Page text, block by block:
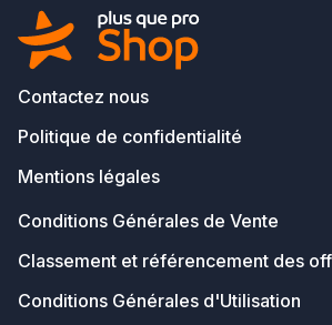
Contactez nous
Politique de confidentialité
Mentions légales
Conditions Générales de Vente
Classement et référencement des
Conditions Générales d'Utilisation